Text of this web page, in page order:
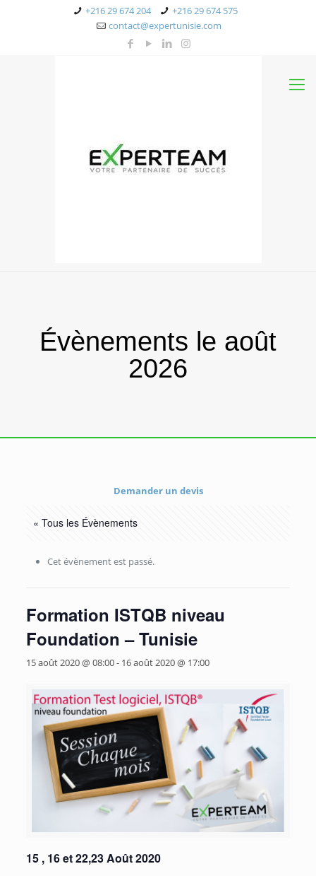
+216 29 674 204
+216 29 674 575
contact@expertunisie.com
Évènements le août
2026
Demander un devis
« Tous les Évènements
Cet évènement est passé.
Formation ISTQB niveau
Foundation – Tunisie
15 août 2020 @ 08:00- 16 août 2020 @ 17:00
15 , 16 et 22,23 Août 2020